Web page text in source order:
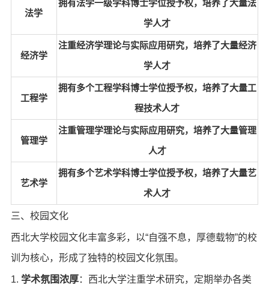
法学
拥有法学一级学科博士学位授予权，培养了大量法
学人才
经济学
注重经济学理论与实际应用研究，培养了大量经济
学人才
工程学
拥有多个工程学科博士学位授予权，培养了大量工
程技术人才
管理学
注重管理学理论与实际应用研究，培养了大量管理
人才
艺术学
拥有多个艺术学科博士学位授予权，培养了大量艺
术人才
三、校园文化
西北大学校园文化丰富多彩，以“自强不息，厚德载物”的校
训为核心，形成了独特的校园文化氛围。
1. 学术氛围浓厚：西北大学注重学术研究，定期举办各类